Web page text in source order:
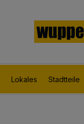
Lokales Stadtteile